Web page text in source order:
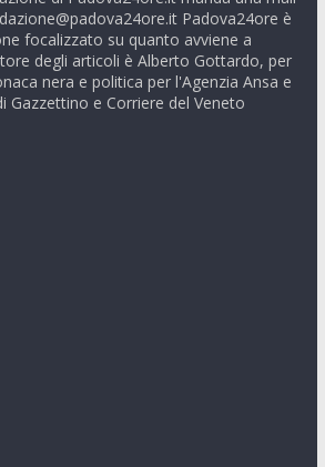
Padova24ore è
focalizzato su quanto avviene a
degli articoli è Alberto Gottardo, per
nera e politica per l'Agenzia Ansa e
Gazzettino e Corriere del Veneto